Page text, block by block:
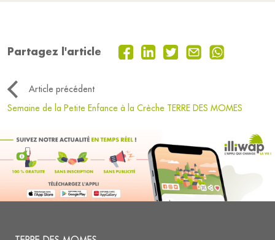
Partagez l'article
Article précédent
Semaine de la Petite Enfance à la Crèche TERRE DES MOMES